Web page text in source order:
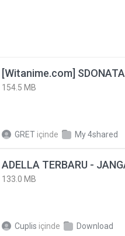
[Witanime.com]
154.5 MB
GRET içinde My 4shared
133.0 MB
Cuplis içinde Download